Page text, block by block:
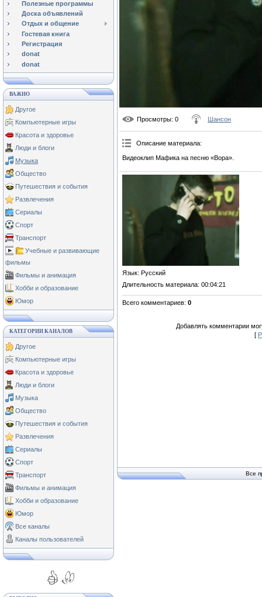
Полезные программы
Доска объявлений
Отдых и общение
Гостевая книга
Регистрация
donat
donat
ВАЖНО
Другое
Компьютерные игры
Красота и здоровье
Люди и блоги
Музыка
Общество
Путешествия и события
Развлечения
Сериалы
Спорт
Транспорт
Учебные и развивающие
фильмы
Фильмы и анимация
Хобби и образование
Юмор
КАТЕГОРИИ КАНАЛОВ
Другое
Компьютерные игры
Красота и здоровье
Люди и блоги
Музыка
Общество
Путешествия и события
Развлечения
Сериалы
Спорт
Транспорт
Фильмы и анимация
Хобби и образование
Юмор
Все каналы
Каналы пользователей
Просмотры: 0 Шансон
Описание материала:
Видеоклип Мафика на песню «Вора».
Язык: Русский
Длительность материала: 00:04:21
Всего комментариев: 0
Добавлять комментарии
[
Все